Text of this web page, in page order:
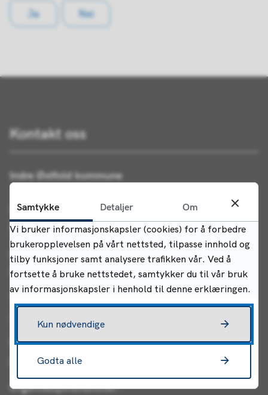
Ja Nei
Kontakt oss
Indre Østfold kommune
Postadresse:
Postboks 34, 1861 Trøgstad
Besøksadresse (rådhuset):
Rådhusgata 22, 1830 Askim
E-post:
post@io.kommune.no
Organisasjonsnummer:
Samtykke Detaljer
Om
Vi bruker informasjonskapsler (cookies) for å forbedre
brukeropplevelsen på vårt nettsted, tilpasse innhold og
tilby funksjoner samt analysere trafikken vår. Ved å
fortsette å bruke nettstedet, samtykker du til vår bruk
av informasjonskapsler i henhold til denne erklæringen.
Kun nødvendige
Godta alle